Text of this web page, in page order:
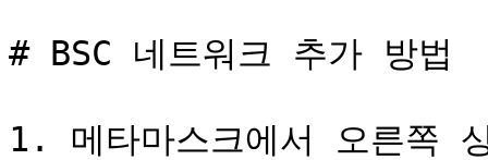
# BSC 네트워크 추가 방법
1. 메타마스크에서 오른쪽